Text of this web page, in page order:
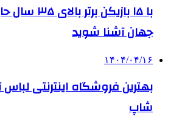
با ۱۵ بازیکن
جهان آشنا شوید
۱۴۰۴/۰۴/۱۶
بهترین فروشگاه اینترنتی لباس
شاپ